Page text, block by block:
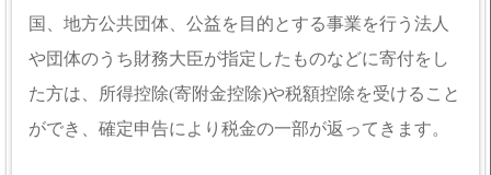
国、地方公共団体、公益を目的とする事業を行う法人
や団体のうち財務大臣が指定したものなどに寄付をし
た方は、所得控除(寄附金控除)や税額控除を受けること
ができ、確定申告により税金の一部が返ってきます。